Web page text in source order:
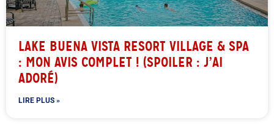
LAKE BUENA VISTA RESORT VILLAGE & SPA
: MON AVIS COMPLET ! (SPOILER : J’AI
ADORÉ)
LIRE PLUS »